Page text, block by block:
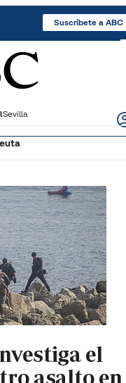
Suscríbete a ABC
Sevilla
el